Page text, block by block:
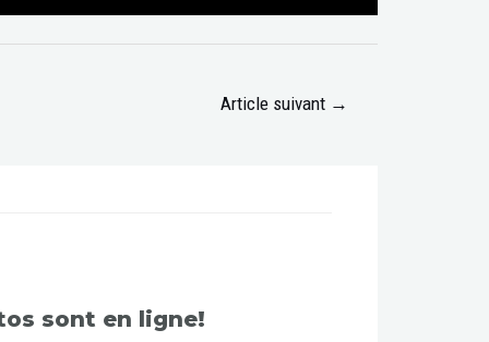
Article suivant →
sont en ligne!